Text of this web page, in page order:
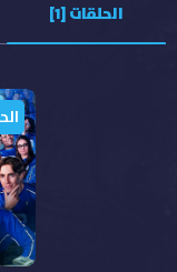
الحلقات [1]